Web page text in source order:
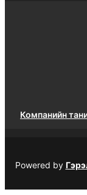
Компанийн
Powered by